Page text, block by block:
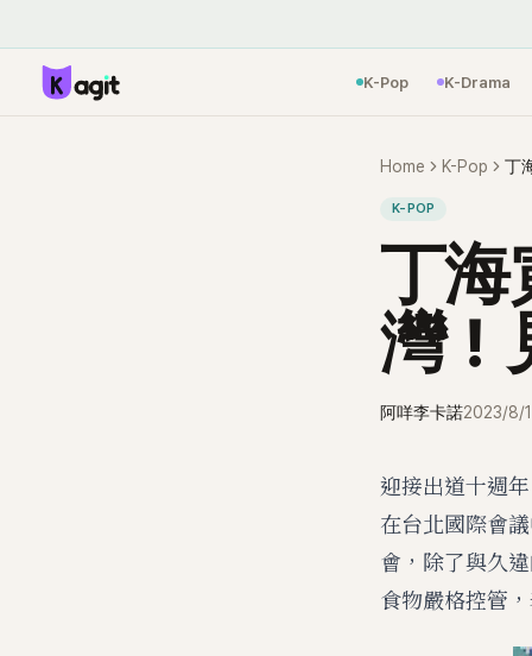
K-Pop K-Drama
Home K-Pop 丁
K-POP
丁海
灣！
阿咩李卡諾2023/8/
迎接出道十週
在台北國際會
會，除了與久
食物嚴格控管